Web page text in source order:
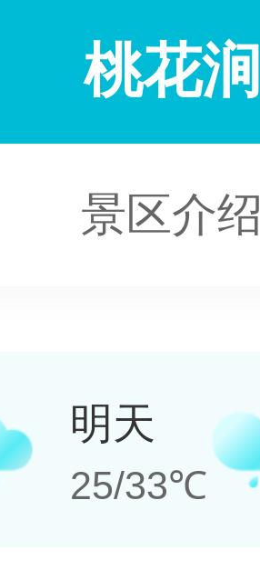
桃花涧
景区介绍
明天
25/33℃